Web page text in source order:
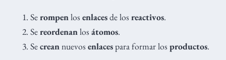
Serompenlos enlacesde los reactivos.
Sereordenanlos átomos.
Secreannuevos enlacespara formar los productos.